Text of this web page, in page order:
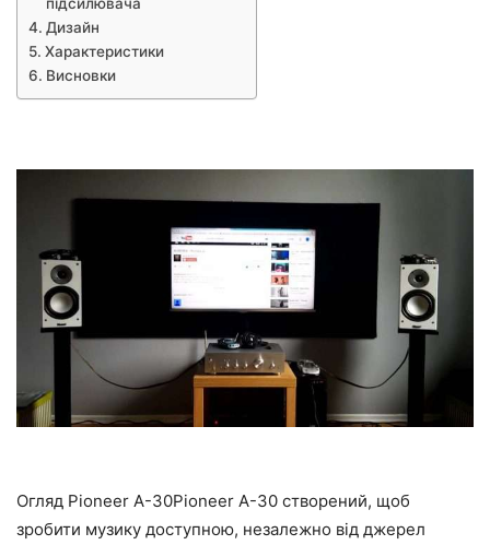
підсилювача
Дизайн
Характеристики
Висновки
Огляд Pioneer A-30Pioneer A-30 створений, щоб
зробити музику доступною, незалежно від джерел